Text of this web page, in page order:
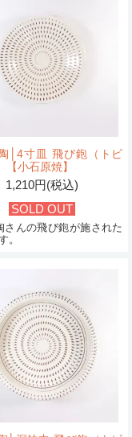
│4寸皿 飛び鉋（トビ
【小石原焼】
1,210円(税込)
SOLD OUT
さんの飛び鉋が施された
。